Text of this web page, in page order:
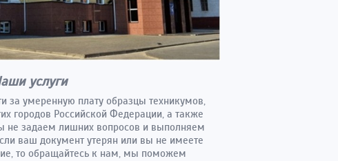
услуги
за умеренную плату образцы техникумов,
городов Российской Федерации, а также
не задаем лишних вопросов и выполняем
ваш документ утерян или вы не имеете
то обращайтесь к нам, мы поможем